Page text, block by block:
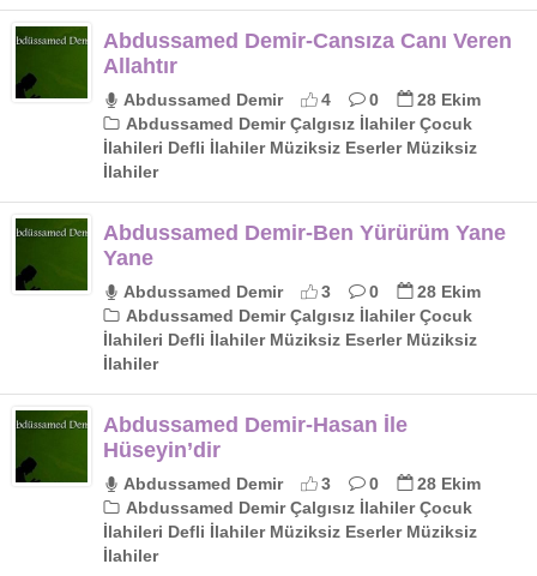
Abdussamed Demir-Cansıza Canı Veren
Allahtır
Abdussamed Demir 4 0
28 Ekim
Abdussamed Demir Çalgısız İlahiler Çocuk
İlahileri Defli İlahiler Müziksiz Eserler Müziksiz
İlahiler
Abdussamed Demir-Ben Yürürüm Yane
Yane
Abdussamed Demir 3 0
28 Ekim
Abdussamed Demir Çalgısız İlahiler Çocuk
İlahileri Defli İlahiler Müziksiz Eserler Müziksiz
İlahiler
Abdussamed Demir-Hasan İle
Hüseyin’dir
Abdussamed Demir 3 0
28 Ekim
Abdussamed Demir Çalgısız İlahiler Çocuk
İlahileri Defli İlahiler Müziksiz Eserler Müziksiz
İlahiler